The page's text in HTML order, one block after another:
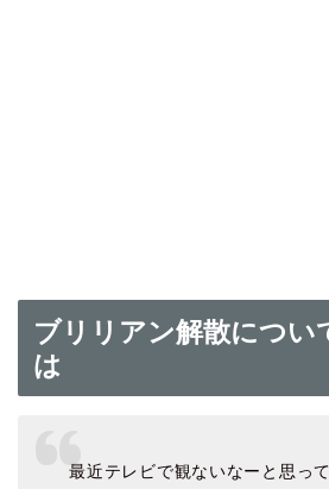
ブリリアン解散につい
は
最近テレビで観ないなーと思っ